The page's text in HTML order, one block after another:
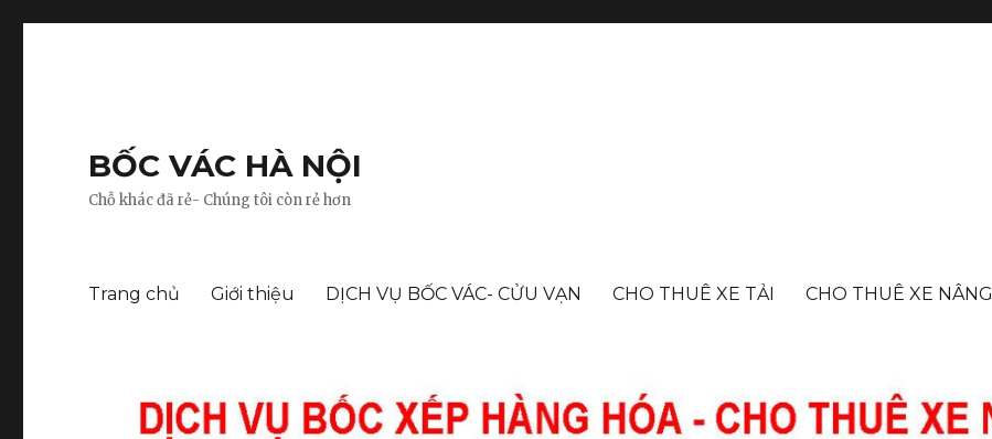
BỐC VÁC HÀ NỘI
Chỗ khác đã rẻ- Chúng tôi còn rẻ hơn
Trang chủ Giới thiệu DỊCH VỤ BỐC VÁC- CỬU VẠN CHO THUÊ XE TẢI CHO THUÊ XE NÂNG